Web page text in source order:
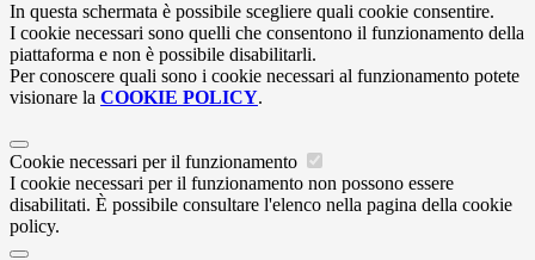
In questa schermata è possibile scegliere quali cookie consentire.
I cookie necessari sono quelli che consentono il funzionamento della
piattaforma e non è possibile disabilitarli.
Per conoscere quali sono i cookie necessari al funzionamento potete
visionare la COOKIE POLICY.
Cookie necessari per il funzionamento
I cookie necessari per il funzionamento non possono essere
disabilitati. È possibile consultare l'elenco nella pagina della cookie
policy.